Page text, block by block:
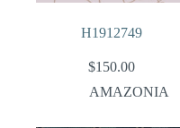
H1912749
$150.00
AMAZONIA